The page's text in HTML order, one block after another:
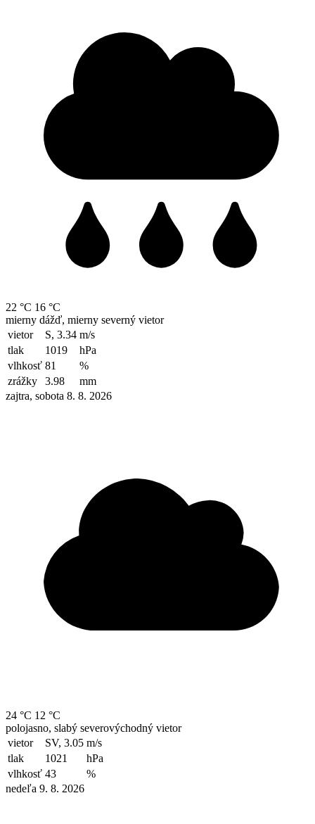
22 °C 16 °C
mierny dážď, mierny severný vietor
vietor
S, 3.34 m/s
tlak
1019
hPa
vlhkosť 81
%
zrážky
3.98
mm
zajtra, sobota 8. 8. 2026
24 °C 12 °C
polojasno, slabý severovýchodný vietor
vietor
SV, 3.05 m/s
tlak
1021
hPa
vlhkosť 43
%
nedeľa 9. 8. 2026